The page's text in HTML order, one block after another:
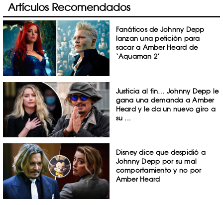
Artículos Recomendados
Fanáticos de Johnny Depp
lanzan una petición para
sacar a Amber Heard de
‘Aquaman 2’
Justicia al fin… Johnny Depp le
gana una demanda a Amber
Heard y le da un nuevo giro a
su ...
Disney dice que despidió a
Johnny Depp por su mal
comportamiento y no por
Amber Heard